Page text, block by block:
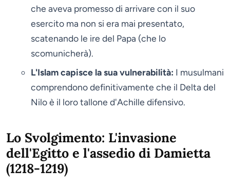
che aveva promesso di arrivare con il suo
esercito ma non si era mai presentato,
scatenando le ire del Papa (che lo
scomunicherà).
L'Islam capisce la sua vulnerabilità: I musulmani
comprendono definitivamente che il Delta del
Nilo è il loro tallone d'Achille difensivo.
Lo Svolgimento: L'invasione
dell'Egitto e l'assedio di Damietta
(1218-1219)